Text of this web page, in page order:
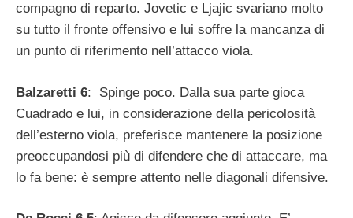
compagno di reparto. Jovetic e Ljajic svariano molto
su tutto il fronte offensivo e lui soffre la mancanza di
un punto di riferimento nell’attacco viola.
Balzaretti 6: Spinge poco. Dalla sua parte gioca
Cuadrado e lui, in considerazione della pericolosità
dell’esterno viola, preferisce mantenere la posizione
preoccupandosi più di difendere che di attaccare, ma
lo fa bene: è sempre attento nelle diagonali difensive.